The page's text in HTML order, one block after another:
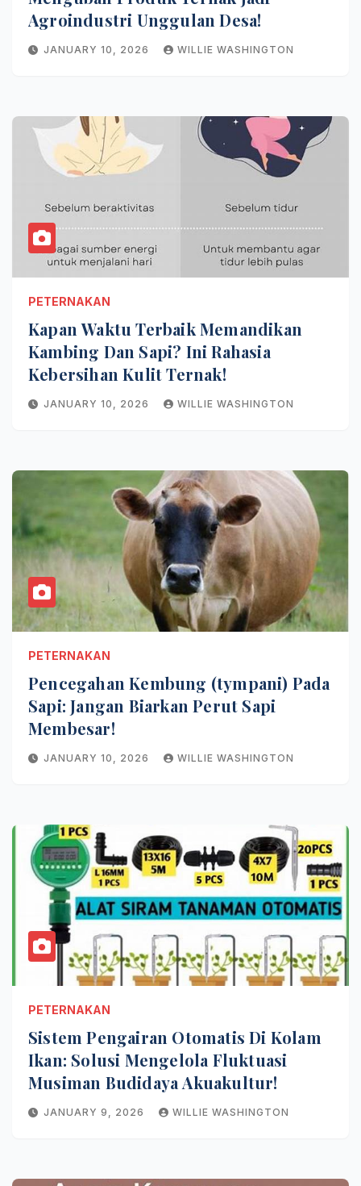
Agroindustri Unggulan Desa!
JANUARY 10, 2026 WILLIE WASHINGTON
PETERNAKAN
Kapan Waktu Terbaik Memandikan
Kambing Dan Sapi? Ini Rahasia
Kebersihan Kulit Ternak!
JANUARY 10, 2026 WILLIE WASHINGTON
PETERNAKAN
Pencegahan Kembung (tympani) Pada
Sapi: Jangan Biarkan Perut Sapi
Membesar!
JANUARY 10, 2026 WILLIE WASHINGTON
PETERNAKAN
Sistem Pengairan Otomatis Di Kolam
Ikan: Solusi Mengelola Fluktuasi
Musiman Budidaya Akuakultur!
JANUARY 9, 2026 WILLIE WASHINGTON